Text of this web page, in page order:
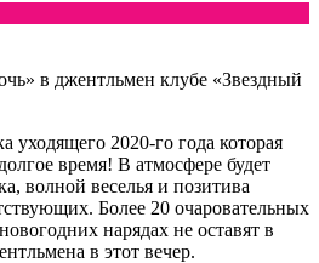
в джентльмен клубе «Звездный
уходящего 2020-го года которая
время! В атмосфере будет
волной веселья и позитива
Более 20 очаровательных
нарядах не оставят в
в этот вечер.